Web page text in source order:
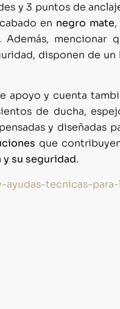
y 3 puntos de
en negro mate,
. Además, mencionar
disponen de un
apoyo y cuenta
de ducha,
y diseñadas
que
su seguridad.
ayudas-tecnicas-